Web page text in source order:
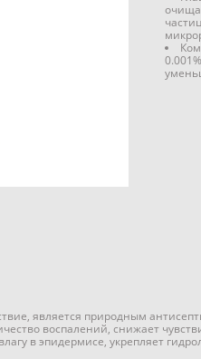
является природным
воспалений, снижает
в эпидермисе, укрепляет